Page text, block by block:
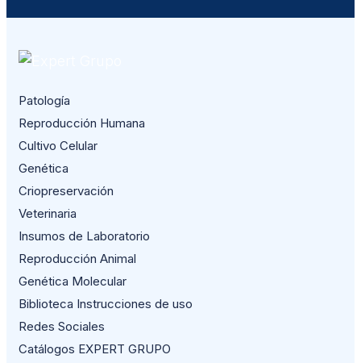
Patología
Reproducción Humana
Cultivo Celular
Genética
Criopreservación
Veterinaria
Insumos de Laboratorio
Reproducción Animal
Genética Molecular
Biblioteca Instrucciones de uso
Redes Sociales
Catálogos EXPERT GRUPO